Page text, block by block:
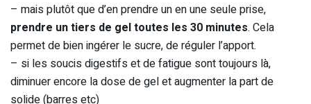
– mais plutôt que d’en prendre un en une seule prise,
prendre un tiers de gel toutes les 30 minutes. Cela
permet de bien ingérer le sucre, de réguler l’apport.
– si les soucis digestifs et de fatigue sont toujours là,
diminuer encore la dose de gel et augmenter la part de
solide (barres etc)